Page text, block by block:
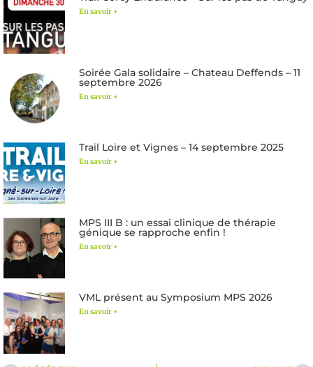
En savoir +
Soirée Gala solidaire – Chateau Deffends – 11
septembre 2026
En savoir +
Trail Loire et Vignes – 14 septembre 2025
En savoir +
MPS III B : un essai clinique de thérapie
génique se rapproche enfin !
En savoir +
VML présent au Symposium MPS 2026
En savoir +